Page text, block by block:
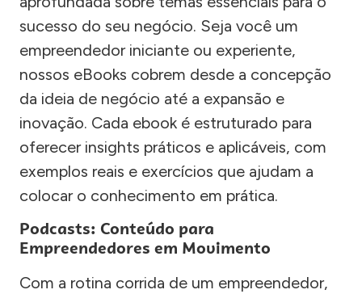
sucesso do seu negócio. Seja você um
empreendedor iniciante ou experiente,
nossos eBooks cobrem desde a concepção
da ideia de negócio até a expansão e
inovação. Cada ebook é estruturado para
oferecer insights práticos e aplicáveis, com
exemplos reais e exercícios que ajudam a
colocar o conhecimento em prática.
Podcasts: Conteúdo para
Empreendedores em Movimento
Com a rotina corrida de um empreendedor,